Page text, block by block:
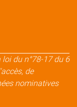
du n°78-17 du 6
de
nominatives